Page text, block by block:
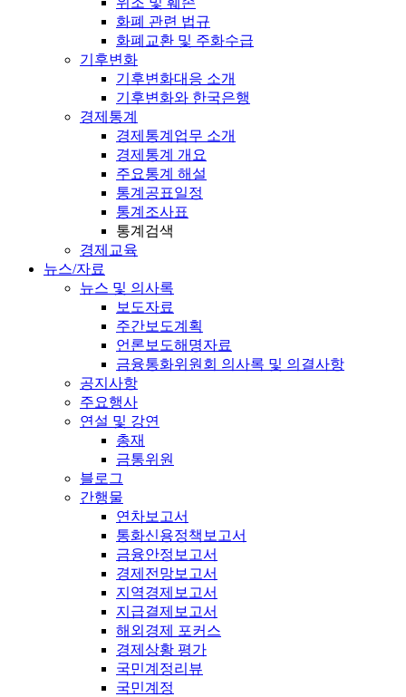
화폐 관련 법규
화폐교환 및 주화수급
기후변화
기후변화대응 소개
기후변화와 한국은행
경제통계
경제통계업무 소개
경제통계 개요
주요통계 해설
통계공표일정
통계조사표
통계검색
경제교육
뉴스/자료
뉴스 및 의사록
보도자료
주간보도계획
언론보도해명자료
금융통화위원회 의사록 및 의결사항
공지사항
주요행사
연설 및 강연
총재
금통위원
블로그
간행물
연차보고서
통화신용정책보고서
금융안정보고서
경제전망보고서
지역경제보고서
지급결제보고서
해외경제 포커스
경제상황 평가
국민계정리뷰
국민계정